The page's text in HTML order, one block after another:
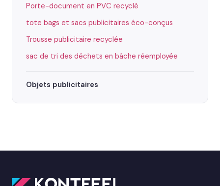
Porte-document en PVC recyclé
tote bags et sacs publicitaires éco-conçus
Trousse publicitaire recyclée
sac de tri des déchets en bâche réemployée
Objets publicitaires